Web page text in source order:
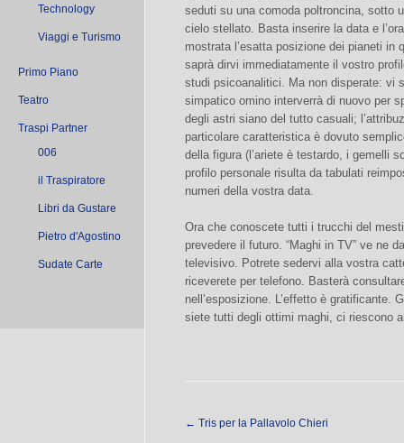
Technology
Viaggi e Turismo
Primo Piano
Teatro
Traspi Partner
006
il Traspiratore
Libri da Gustare
Pietro d'Agostino
Sudate Carte
seduti su una comoda poltroncina, sotto
cielo stellato. Basta inserire la data e
mostrata l’esatta posizione dei pianeti in
saprà dirvi immediatamente il vostro
studi psicoanalitici. Ma non disperate: vi
simpatico omino interverrà di nuovo per
degli astri siano del tutto casuali;
particolare caratteristica è dovuto
della figura (l’ariete è testardo, i gemelli
profilo personale risulta da tabulati
numeri della vostra data.
Ora che conoscete tutti i trucchi del
prevedere il futuro. “Maghi in TV” ve ne
televisivo. Potrete sedervi alla vostra
riceverete per telefono. Basterà
nell’esposizione. L’effetto è gratificante.
siete tutti degli ottimi maghi, ci riescono
← Tris per la Pallavolo Chieri